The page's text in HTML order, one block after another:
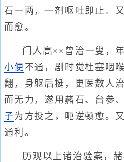
石一两，一剂呕吐即止。
而愈。
门人高××曾治一叟，
小便 不通，剧时觉杜塞咽
翻，身躯后挺，更医数人
而无力，遂用赭石、台参
子为方投之，呃逆顿愈。
通利。
历观以上诸治验案，